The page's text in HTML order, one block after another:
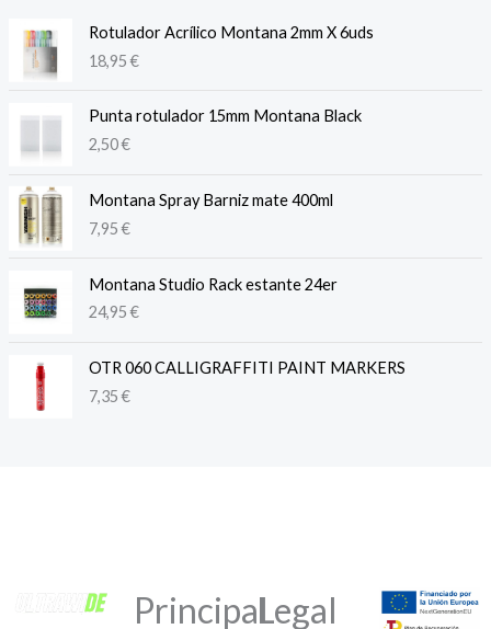
Rotulador Acrílico Montana 2mm X 6uds
18,95€
Punta rotulador 15mm Montana Black
2,50€
Montana Spray Barniz mate 400ml
7,95€
Montana Studio Rack estante 24er
24,95€
OTR 060 CALLIGRAFFITI PAINT MARKERS
7,35€
PrincipalLegal